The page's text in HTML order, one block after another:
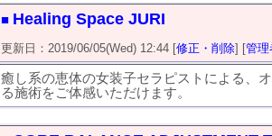
■ Healing Space JURI
更新日：2019/06/05(Wed) 12:44 [修正・削除] [管理
癒し系の恵体の女装子セラピストによる、
る施術をご体感いただけます。